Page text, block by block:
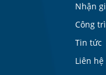
Nhận
Công
Tin tức
Liên hệ